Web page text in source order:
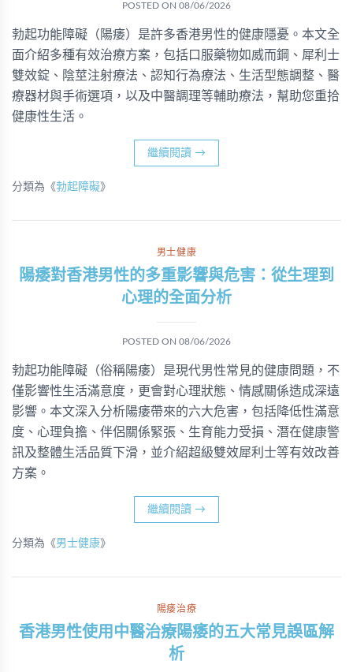
POSTED ON 08/06/2026
勃起功能障礙（陽痿）是許多香港男性的健康隱憂。本文全
面介紹多種有效治療方案，包括口服藥物如威而鋼、犀利士
雙效錠、陰莖注射療法、認知行為療法、生活型態調整、醫
療器材與手術選項，以及中醫調理等輔助療法，幫助您重拾
健康性生活。
繼續閱讀 →
分類為《勃起障礙》
男士健康
陽痿對香港男性的多重影響與危害：從生理到
心理的全面分析
POSTED ON 08/06/2026
勃起功能障礙（俗稱陽痿）是現代男性常見的健康問題，不
僅影響性生活滿意度，更會對心理狀態、情感關係造成深遠
影響。本文深入分析陽痿帶來的六大危害，包括降低性滿意
度、心理負擔、伴侶關係緊張、生育能力受損、潛在健康警
訊及整體生活品質下滑，並介紹超級雙效犀利士等有效改善
方案。
繼續閱讀 →
分類為《男士健康》
陽痿治療
香港男性使用中醫治療陽痿的五大常見誤區解
析